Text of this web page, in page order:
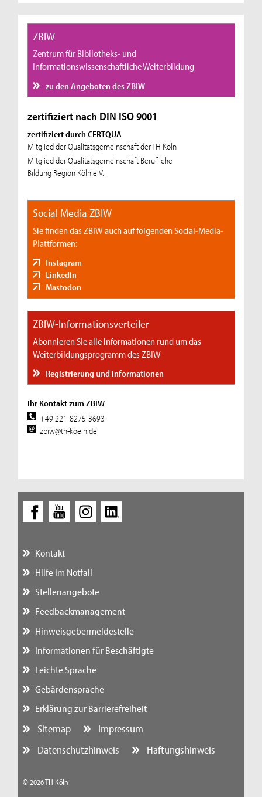
ZBIW
Zentrum für Bibliotheks- und
Informationswissenschaftliche Weiterbildung
zu den Angeboten des ZBIW
zertifiziert nach DIN ISO 9001
zertifiziert durch CERTQUA
Mitglied der Qualitätsgemeinschaft der TH Köln
Mitglied der Qualitätsgemeinschaft Berufliche
Bildung Region Köln e.V.
Social Media ZBIW
Sie finden das ZBIW auch auf folgenden Social-Media-
Plattformen:
Instagram
LinkedIn
Mastodon
ZBIW-Informationsverteiler
Abonnieren Sie alle Informationen rund um das
Weiterbildungsprogramm des ZBIW
Registrierung und Informationen
Ihr Kontakt zum ZBIW
+49 221-8275-3693
zbiw@th-koeln.de
Kontakt
Hilfe im Notfall
Stellenangebote
Feedbackmanagement
Hinweisgebermeldestelle
Informationen für Beschäftigte
Leichte Sprache
Gebärdensprache
Erklärung zur Barrierefreiheit
Sitemap
Impressum
Datenschutzhinweis
Haftungshinweis
© 2026 TH Köln